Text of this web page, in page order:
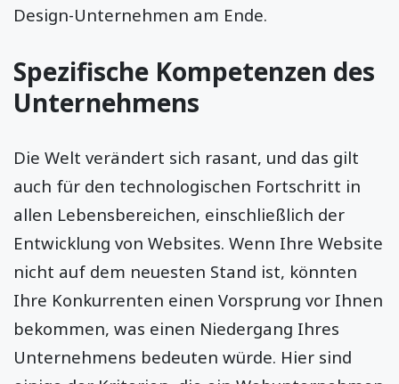
Design-Unternehmen am Ende.
Spezifische Kompetenzen des
Unternehmens
Die Welt verändert sich rasant, und das gilt
auch für den technologischen Fortschritt in
allen Lebensbereichen, einschließlich der
Entwicklung von Websites. Wenn Ihre Website
nicht auf dem neuesten Stand ist, könnten
Ihre Konkurrenten einen Vorsprung vor Ihnen
bekommen, was einen Niedergang Ihres
Unternehmens bedeuten würde. Hier sind